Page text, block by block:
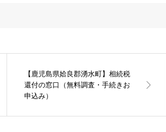
【鹿児島県姶良郡湧水町】相続税
還付の窓口（無料調査・手続きお
申込み）